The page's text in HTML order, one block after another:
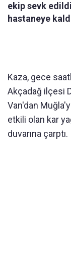
ekip sevk
hastaneye
Kaza, gece
Akçadağ ilçesi
Van'dan
etkili olan kar
duvarına çarptı.